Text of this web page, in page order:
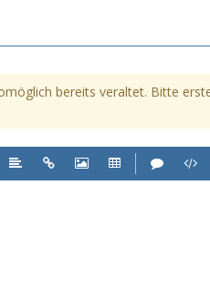
bereits veraltet. Bitte